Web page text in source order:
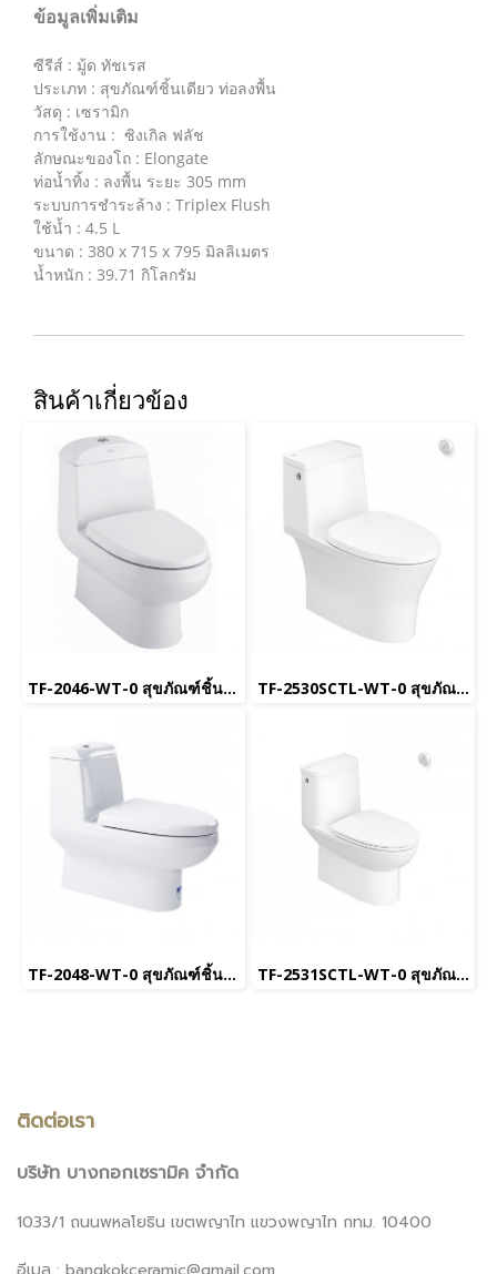
ข้อมูลเพิ่มเติม
ซีรีส์ : มู้ด ทัชเรส
ประเภท : สุขภัณฑ์ชิ้นเดียว ท่อลงพื้น
วัสดุ : เซรามิก
การใช้งาน : ซิงเกิล ฟลัช
ลักษณะของโถ : Elongate
ท่อน้ำทิ้ง : ลงพื้น ระยะ 305 mm
ระบบการชำระล้าง : Triplex Flush
ใช้น้ำ : 4.5 L
ขนาด : 380 x 715 x 795 มิลลิเมตร
น้ำหนัก : 39.71 กิโลกรัม
สินค้าเกี่ยวข้อง
TF-2046-WT-0 สุขภัณฑ์ชิ้นเดียว ใช้น้ำ 6 L พร้อมฝารองนั่ง Soft Close รุ่น Active TF-2530SCTL-WT-0 สุขภัณฑ์ชิ้นเดียว ใช้น้ำ 4.8 L พร้อมฝารองนั่ง Soft Close และ ระบบฟลัชแบบเซ็นเซอร์ รุ่น Flexio
TF-2048-WT-0 สุขภัณฑ์ชิ้นเดียว ใช้น้ำ 6 L พร้อมฝารองนั่ง Soft Close รุ่น Activa TF-2531SCTL-WT-0 สุขภัณฑ์ แบบชิ้นเดียว 4.8 ลิตร รุ่น NEO MODERN
ติดต่อเรา
บริษัท บางกอกเซรามิค จำกัด
1033/1 ถนนพหลโยธิน เขตพญาไท แขวงพญาไท กทม. 10400